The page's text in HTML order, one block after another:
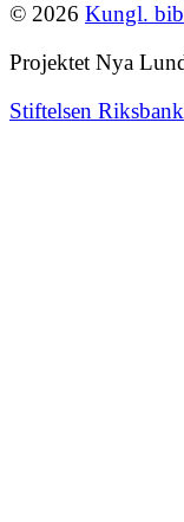
© 2026 Kungl.
Projektet Nya
Stiftelsen